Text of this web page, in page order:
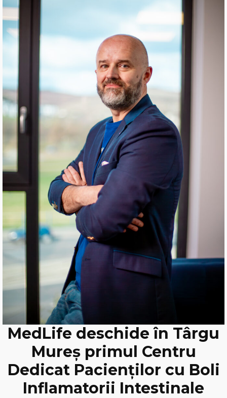
MedLife deschide în Târgu
Mureș primul Centru
Dedicat Pacienților cu Boli
Inflamatorii Intestinale